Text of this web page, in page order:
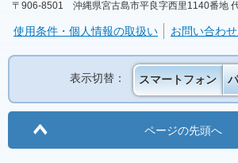
〒906-8501 沖縄県宮古島市平良字西里1140番地
使用条件・個人情報の取扱い お問い合わ
表示切替： スマートフォン
ページの先頭へ